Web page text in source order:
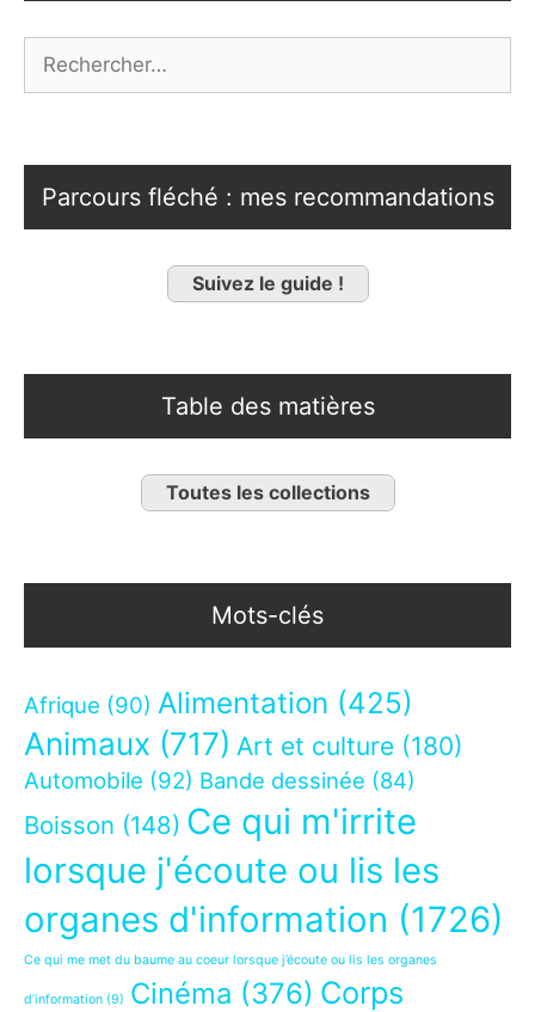
Parcours fléché : mes recommandations
Suivez le guide !
Table des matières
Toutes les collections
Mots-clés
Afrique (90) Alimentation (425)
Animaux (717) Art et culture (180)
Automobile (92) Bande dessinée (84)
Boisson (148) Ce qui m'irrite
lorsque j'écoute ou lis les
organes d'information (1726)
Ce qui me met du baume au coeur lorsque j’écoute ou lis les organes
d’information (9) Cinéma (376) Corps